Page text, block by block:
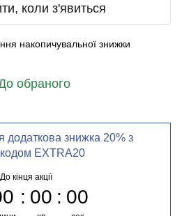
коли з'явиться
накопичувальної знижки
обраного
додаткова знижка 20% з
EXTRA20
До кінця акції
00 00